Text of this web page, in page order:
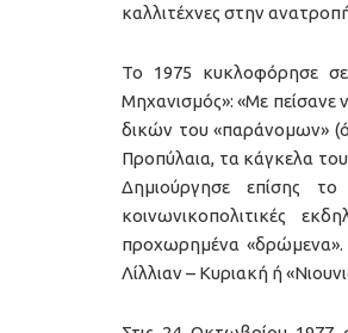
καλλιτέχνες στην
Το 1975 κυκλοφόρησε
Μηχανισμός»: «Με πείσανε
δικών του «παράνομων»
Προπύλαια, τα κάγκελα
Δημιούργησε επίσης
κοινωνικοπολιτικές
προχωρημένα
Λίλλιαν – Κυριακή ή